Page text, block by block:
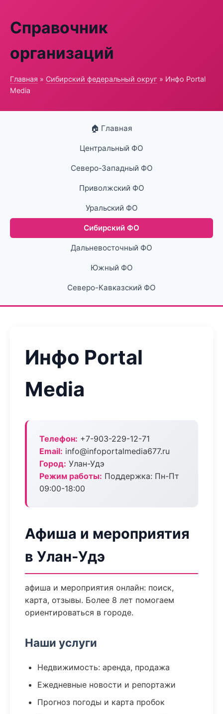
Справочник
организаций
Главная » Сибирский федеральный округ » Инфо Portal
Media
🏠 Главная
Центральный ФО
Северо-Западный ФО
Приволжский ФО
Уральский ФО
Сибирский ФО
Дальневосточный ФО
Южный ФО
Северо-Кавказский ФО
Инфо Portal
Media
Телефон: +7-903-229-12-71
Email: info@infoportalmedia677.ru
Город: Улан-Удэ
Режим работы: Поддержка: Пн-Пт
09:00-18:00
Афиша и мероприятия
в Улан-Удэ
афиша и мероприятия онлайн: поиск,
карта, отзывы. Более 8 лет помогаем
ориентироваться в городе.
Наши услуги
Недвижимость: аренда, продажа
Ежедневные новости и репортажи
Прогноз погоды и карта пробок